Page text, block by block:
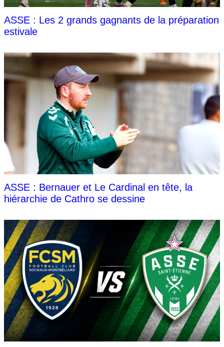
ASSE : Les 2 grands gagnants de la préparation
estivale
ASSE : Bernauer et Le Cardinal en tête, la
hiérarchie de Cathro se dessine